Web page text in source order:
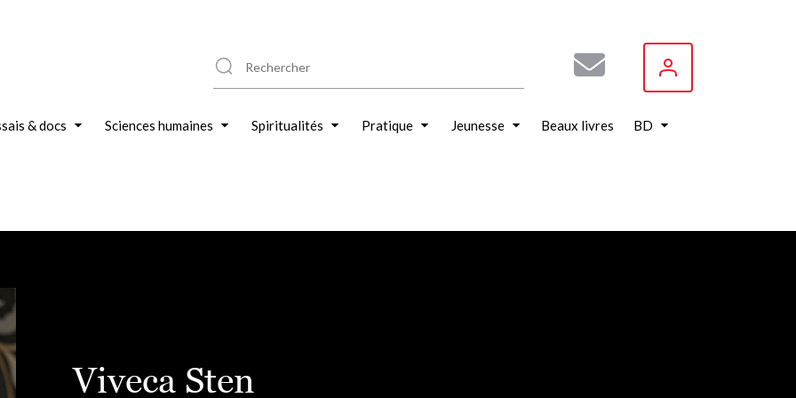
& docs Sciences humaines Spiritualités Pratique Jeunesse Beaux livres BD
Viveca Sten